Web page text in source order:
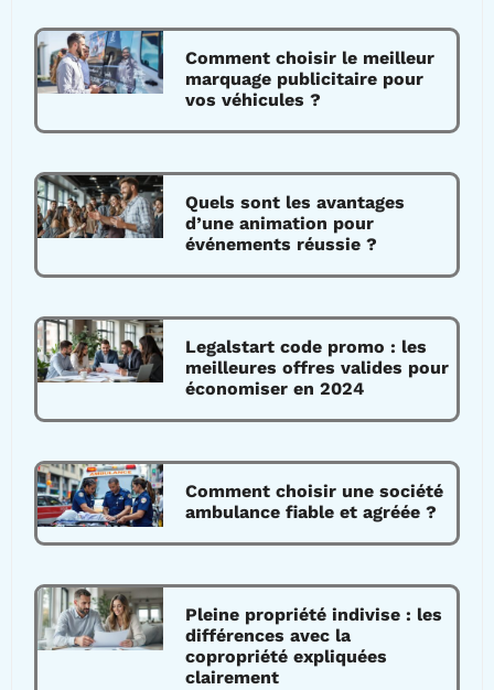
Comment choisir le meilleur
marquage publicitaire pour
vos véhicules ?
Quels sont les avantages
d’une animation pour
événements réussie ?
Legalstart code promo : les
meilleures offres valides pour
économiser en 2024
Comment choisir une société
ambulance fiable et agréée ?
Pleine propriété indivise : les
différences avec la
copropriété expliquées
clairement